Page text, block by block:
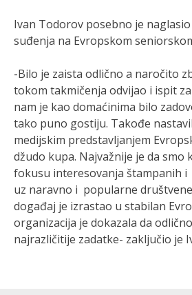
Ivan Todorov posebno je
suđenja na Evropskom
-Bilo je zaista odlično a naročito
tokom takmičenja odvijao i ispit za
nam je kao domaćinima bilo
tako puno gostiju. Takođe
medijskim predstavljanjem
džudo kupa. Najvažnije je da
fokusu interesovanja štampanih
uz naravno i popularne
događaj je izrastao u stabilan
organizacija je dokazala da
najrazličitije zadatke- zaključio je